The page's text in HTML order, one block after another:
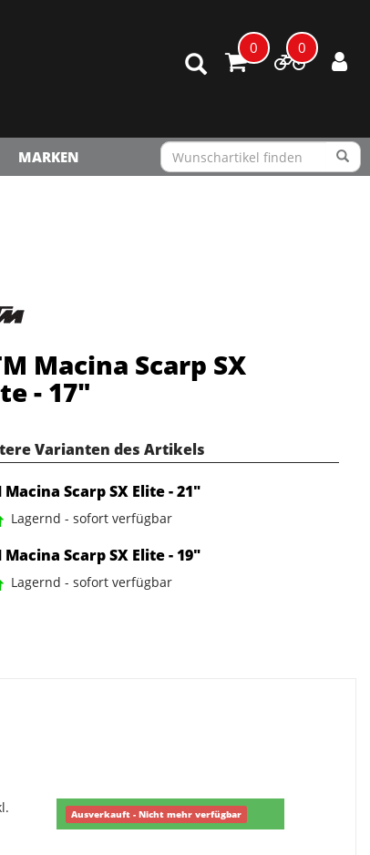
0 0
MARKEN
Macina Scarp SX
- 17"
Varianten des Artikels
Macina Scarp SX Elite - 21"
Lagernd - sofort verfügbar
Macina Scarp SX Elite - 19"
Lagernd - sofort verfügbar
Ausverkauft - Nicht mehr verfügbar